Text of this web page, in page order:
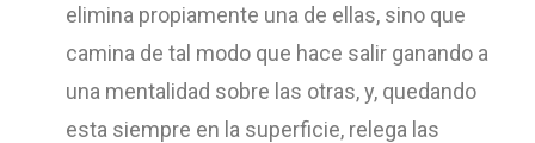
elimina propiamente una de ellas, sino que
camina de tal modo que hace salir ganando a
una mentalidad sobre las otras, y, quedando
esta siempre en la superficie, relega las